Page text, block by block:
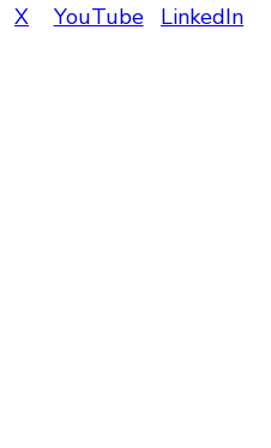
X YouTube LinkedIn